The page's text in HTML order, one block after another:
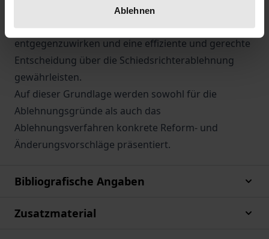
Ablehnen
berücksichtigt, inwieweit die derzeitigen
Regelungen geeignet sind, Verfahrensmissbrauch
entgegenzuwirken und eine effiziente und gerechte
Entscheidung über die Schiedsrichterablehnung
gewährleisten.
Auf dieser Grundlage werden sowohl für die
Ablehnungsgründe als auch das
Ablehnungsverfahren konkrete Reform- und
Änderungsvorschläge präsentiert.
Bibliografische Angaben
Zusatzmaterial